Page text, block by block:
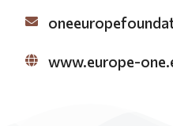
www.europe-